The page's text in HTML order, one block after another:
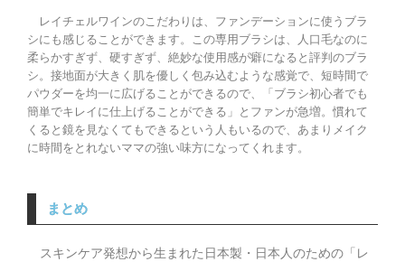
レイチェルワインのこだわりは、ファンデーションに使うブラ
シにも感じることができます。この専用ブラシは、人口毛なのに
柔らかすぎず、硬すぎず、絶妙な使用感が癖になると評判のブラ
シ。接地面が大きく肌を優しく包み込むような感覚で、短時間で
パウダーを均一に広げることができるので、「ブラシ初心者でも
簡単でキレイに仕上げることができる」とファンが急増。慣れて
くると鏡を見なくてもできるという人もいるので、あまりメイク
に時間をとれないママの強い味方になってくれます。
まとめ
スキンケア発想から生まれた日本製・日本人のための「レ